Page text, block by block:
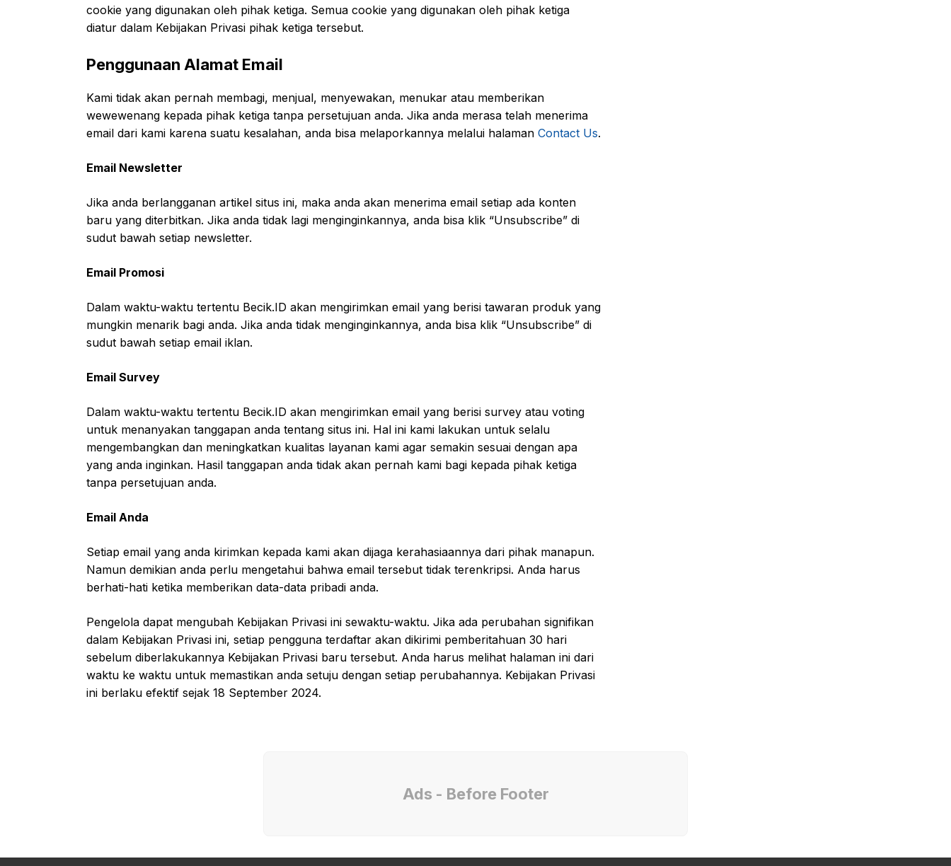
cookie yang digunakan oleh pihak ketiga. Semua cookie yang digunakan oleh pihak ketiga
diatur dalam Kebijakan Privasi pihak ketiga tersebut.
Penggunaan Alamat Email
Kami tidak akan pernah membagi, menjual, menyewakan, menukar atau memberikan
wewewenang kepada pihak ketiga tanpa persetujuan anda. Jika anda merasa telah menerima
email dari kami karena suatu kesalahan, anda bisa melaporkannya melalui halaman Contact Us.
Email Newsletter
Jika anda berlangganan artikel situs ini, maka anda akan menerima email setiap ada konten
baru yang diterbitkan. Jika anda tidak lagi menginginkannya, anda bisa klik “Unsubscribe” di
sudut bawah setiap newsletter.
Email Promosi
Dalam waktu-waktu tertentu Becik.ID akan mengirimkan email yang berisi tawaran produk yang
mungkin menarik bagi anda. Jika anda tidak menginginkannya, anda bisa klik “Unsubscribe” di
sudut bawah setiap email iklan.
Email Survey
Dalam waktu-waktu tertentu Becik.ID akan mengirimkan email yang berisi survey atau voting
untuk menanyakan tanggapan anda tentang situs ini. Hal ini kami lakukan untuk selalu
mengembangkan dan meningkatkan kualitas layanan kami agar semakin sesuai dengan apa
yang anda inginkan. Hasil tanggapan anda tidak akan pernah kami bagi kepada pihak ketiga
tanpa persetujuan anda.
Email Anda
Setiap email yang anda kirimkan kepada kami akan dijaga kerahasiaannya dari pihak manapun.
Namun demikian anda perlu mengetahui bahwa email tersebut tidak terenkripsi. Anda harus
berhati-hati ketika memberikan data-data pribadi anda.
Pengelola dapat mengubah Kebijakan Privasi ini sewaktu-waktu. Jika ada perubahan signifikan
dalam Kebijakan Privasi ini, setiap pengguna terdaftar akan dikirimi pemberitahuan 30 hari
sebelum diberlakukannya Kebijakan Privasi baru tersebut. Anda harus melihat halaman ini dari
waktu ke waktu untuk memastikan anda setuju dengan setiap perubahannya. Kebijakan Privasi
ini berlaku efektif sejak 18 September 2024.
Ads - Before Footer